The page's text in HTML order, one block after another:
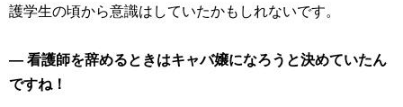
護学生の頃から意識はしていたかもしれないです。
― 看護師を辞めるときはキャバ嬢になろうと決めていたん
ですね！